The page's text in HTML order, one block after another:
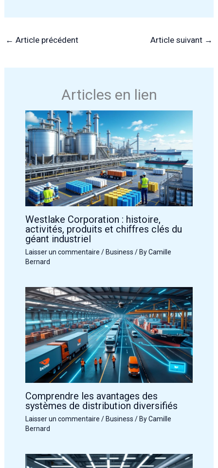
← Article précédent Article suivant →
Articles en lien
Westlake Corporation : histoire,
activités, produits et chiffres clés du
géant industriel
Laisser un commentaire / Business / ByCamille
Bernard
Comprendre les avantages des
systèmes de distribution diversifiés
Laisser un commentaire / Business / ByCamille
Bernard